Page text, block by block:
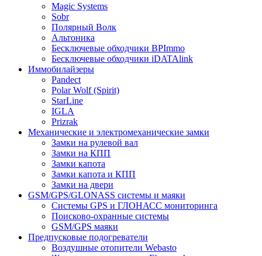
Magic Systems
Sobr
Полярный Волк
Альтоника
Бесключевые обходчики BPImmo
Бесключевые обходчики iDATAlink
Иммобилайзеры
Pandect
Polar Wolf (Spirit)
StarLine
IGLA
Prizrak
Механические и электромеханические замки
Замки на рулевой вал
Замки на КПП
Замки капота
Замки капота и КПП
Замки на двери
GSM/GPS/GLONASS системы и маяки
Системы GPS и ГЛОНАСС мониторинга
Поисково-охранные системы
GSM/GPS маяки
Предпусковые подогреватели
Воздушные отопители Webasto